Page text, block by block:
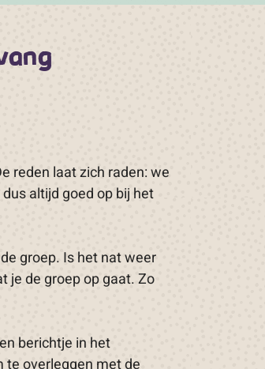
reden laat zich raden: we
altijd goed op bij het
groep. Is het nat weer
je de groep op gaat. Zo
berichtje in het
te overleggen met de